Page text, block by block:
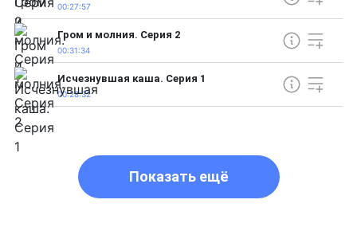
00:27:57
Гром и молния. Серия 2
00:31:34
Исчезнувшая каша. Серия 1
00:28:32
Показать ещё